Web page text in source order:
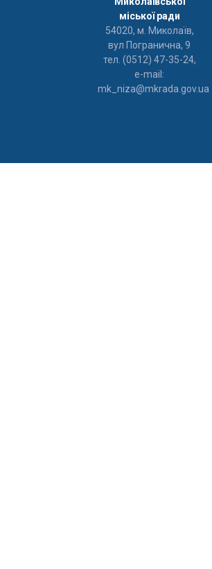
міської ради
54020, м. Миколаїв,
вул Погранична, 9
тел. (0512) 47-35-24,
e-mail:
mk_niza@mkrada.gov.ua